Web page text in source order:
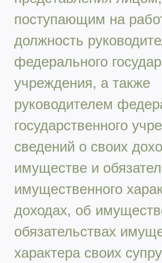
поступающим на
должность
федерального
учреждения, а также
руководителем
государственного
сведений о своих
имуществе и
имущественного
доходах, об
обязательствах
характера своих